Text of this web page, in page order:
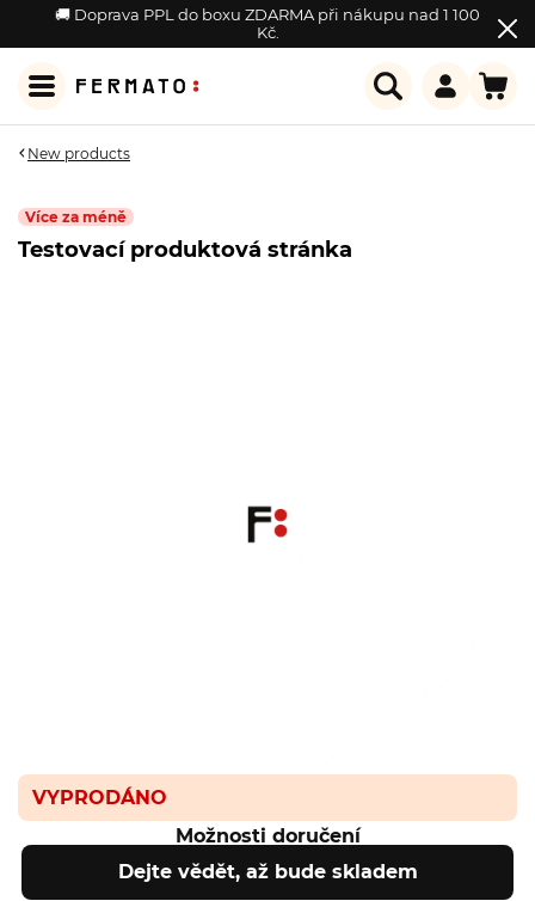
🚚 Doprava PPL do boxu ZDARMA při nákupu nad 1 100
Kč.
New products
Testovací produktová stránka
Více za méně
VYPRODÁNO
Možnosti doručení
Dejte vědět, až bude skladem